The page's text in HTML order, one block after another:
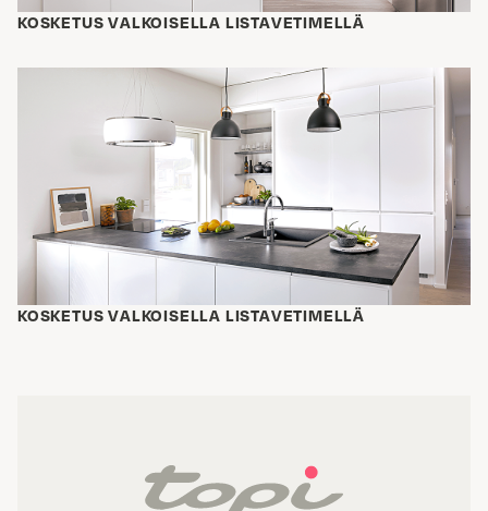
KOSKETUS VALKOISELLA LISTAVETIMELLÄ
KOSKETUS VALKOISELLA LISTAVETIMELLÄ